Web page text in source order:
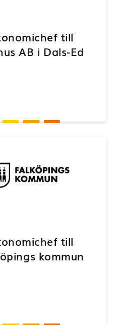
till
AB i Dals-Ed
till
kommun